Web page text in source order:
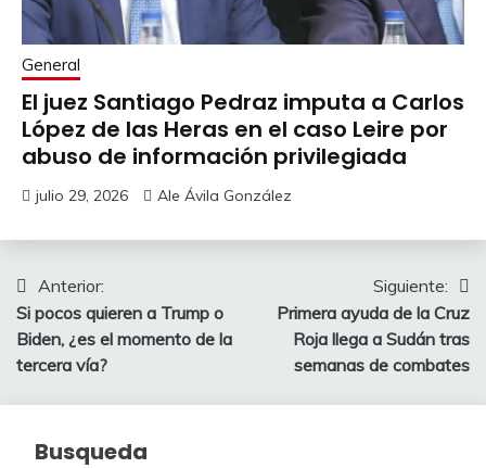
General
El juez Santiago Pedraz imputa a Carlos
López de las Heras en el caso Leire por
abuso de información privilegiada
julio 29, 2026 Ale Ávila González
Navegación
de
entradas
Anterior:
Si pocos quieren a Trump o
Biden, ¿es el momento de la
tercera vía?
Siguiente:
Primera ayuda de la Cruz
Roja llega a Sudán tras
semanas de combates
Busqueda